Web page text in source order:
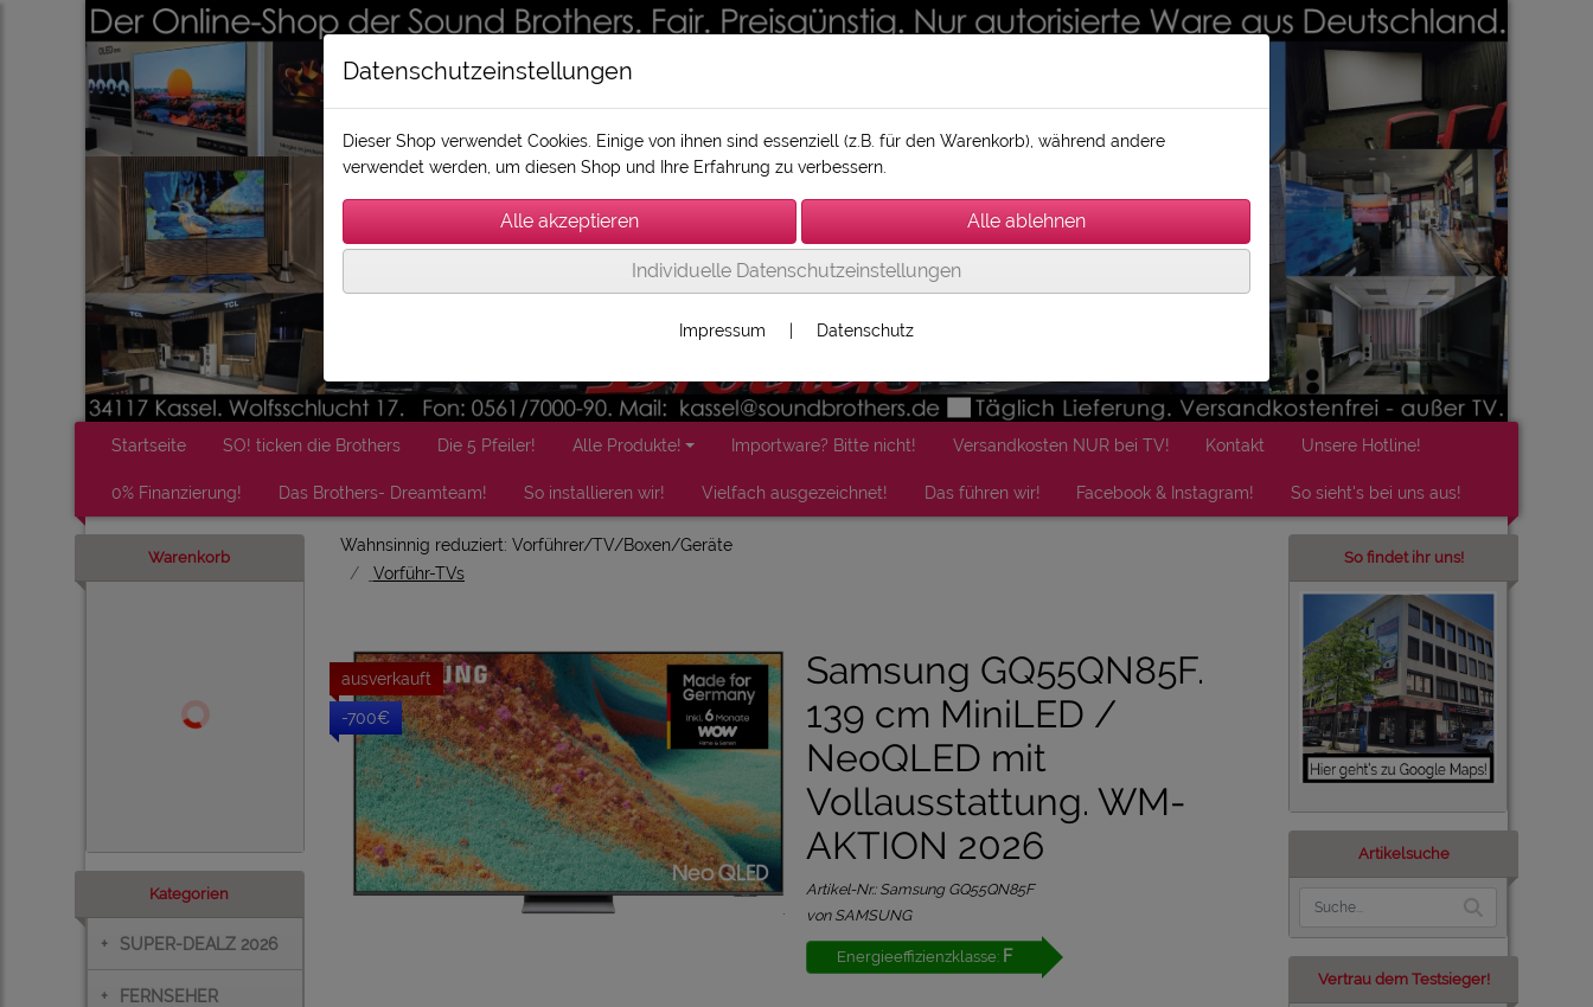
Startseite SO! ticken die Brothers Die 5 Pfeiler! Alle Produkte! Importware? Bitte nicht! Versandkosten NUR bei TV! Kontakt Unsere Hotline!
0% Finanzierung! Das Brothers- Dreamteam! So installieren wir! Vielfach ausgezeichnet! Das führen wir! Facebook & Instagram! So sieht's bei uns aus!
Warenkorb
Kategorien
+ SUPER-DEALZ 2026
+ FERNSEHER
Wahnsinnig reduziert: Vorführer/TV/Boxen/Geräte
Vorführ-TVs
ausverkauft
-700€
Samsung GQ55QN85F.
139 cm MiniLED /
NeoQLED mit
Vollausstattung. WM-
AKTION 2026
Artikel-Nr.: Samsung GQ55QN85F
von SAMSUNG
Energieeffizienzklasse: F
So findet ihr uns!
Artikelsuche
Vertrau dem Testsieger!
Datenschutzeinstellungen
Dieser Shop verwendet Cookies. Einige von ihnen sind essenziell (z.B. für den Warenkorb), während andere
verwendet werden, um diesen Shop und Ihre Erfahrung zu verbessern.
Individuelle Datenschutzeinstellungen
Impressum Datenschutz